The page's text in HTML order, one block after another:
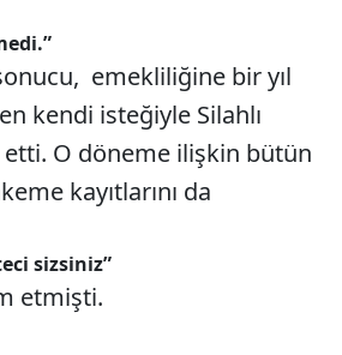
sonucu, emekliliğine bir yıl
kendi isteğiyle Silahlı
etti. O döneme ilişkin bütün
kayıtlarını da
sizsiniz”
etmişti.